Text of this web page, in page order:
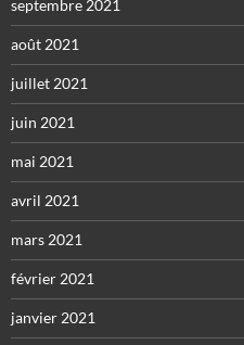
septembre 2021
août 2021
juillet 2021
juin 2021
mai 2021
avril 2021
mars 2021
février 2021
janvier 2021